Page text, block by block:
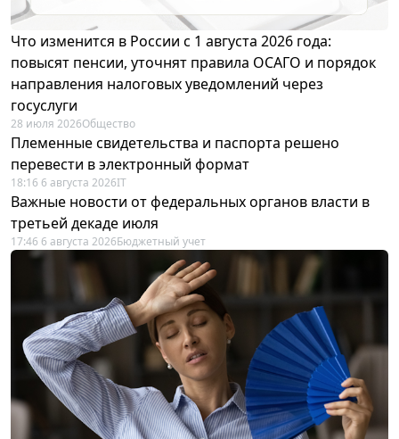
Что изменится в России с 1 августа 2026 года:
повысят пенсии, уточнят правила ОСАГО и порядок
направления налоговых уведомлений через
госуслуги
28 июля 2026Общество
Племенные свидетельства и паспорта решено
перевести в электронный формат
18:16 6 августа 2026IT
Важные новости от федеральных органов власти в
третьей декаде июля
17:46 6 августа 2026Бюджетный учет